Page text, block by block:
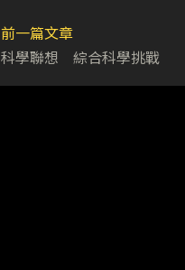
前一篇文章
科學聯想 綜合科學挑戰